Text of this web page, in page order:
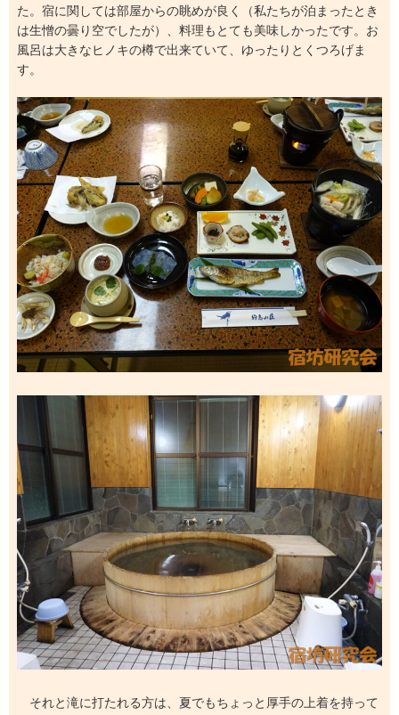
た。宿に関しては部屋からの眺めが良く（私たちが泊まったとき
は生憎の曇り空でしたが）、料理もとても美味しかったです。お
風呂は大きなヒノキの樽で出来ていて、ゆったりとくつろげま
す。
それと滝に打たれる方は、夏でもちょっと厚手の上着を持って